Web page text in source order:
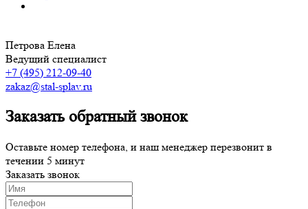
Петрова Елена
Ведущий специалист
+7 (495) 212-09-40
zakaz@stal-splav.ru
Заказать обратный звонок
Оставьте номер телефона, и наш менеджер перезвонит в
течении 5 минут
Заказать звонок